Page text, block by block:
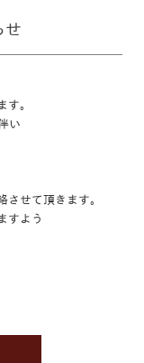
せ
。
い
せて頂きます。
すよう